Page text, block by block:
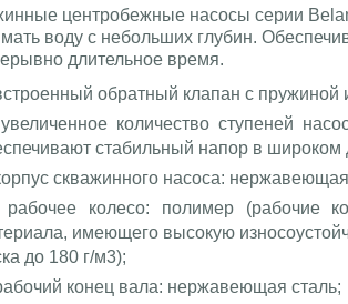
центробежные насосы серии
воду с небольших глубин.
длительное время.
обратный клапан с
увеличенное количество ступеней
стабильный напор в широком
скважинного насоса:
рабочее колесо: полимер (рабочие
имеющего высокую
до 180 г/м3);
конец вала: нержавеющая сталь;